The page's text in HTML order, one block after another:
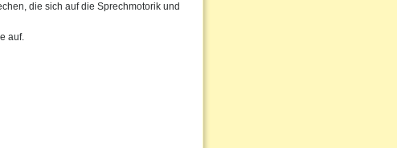
die sich auf die Sprechmotorik und
auf.